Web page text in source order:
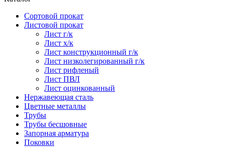
Сортовой прокат
Листовой прокат
Лист г/к
Лист х/к
Лист конструкционный г/к
Лист низколегированный г/к
Лист рифленый
Лист ПВЛ
Лист оцинкованный
Нержавеющая сталь
Цветные металлы
Трубы
Трубы бесшовные
Запорная арматура
Поковки